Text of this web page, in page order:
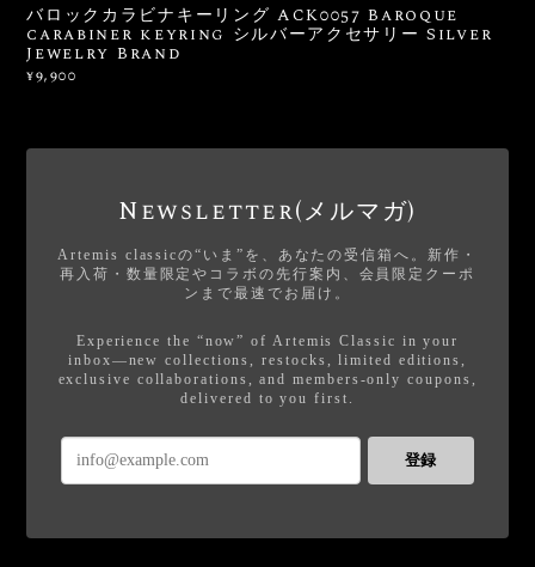
バロックカラビナキーリング ACK0057 Baroque
carabiner keyring シルバーアクセサリー Silver
Jewelry Brand
¥9,900
Newsletter(メルマガ)
Artemis classicの“いま”を、あなたの受信箱へ。新作・
再入荷・数量限定やコラボの先行案内、会員限定クーポ
ンまで最速でお届け。
Experience the “now” of Artemis Classic in your
inbox—new collections, restocks, limited editions,
exclusive collaborations, and members-only coupons,
delivered to you first.
登録